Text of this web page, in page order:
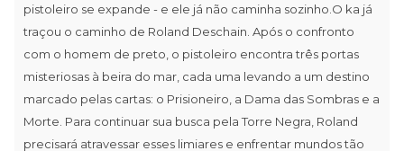
pistoleiro se expande - e ele já não caminha sozinho.O ka já
traçou o caminho de Roland Deschain. Após o confronto
com o homem de preto, o pistoleiro encontra três portas
misteriosas à beira do mar, cada uma levando a um destino
marcado pelas cartas: o Prisioneiro, a Dama das Sombras e a
Morte. Para continuar sua busca pela Torre Negra, Roland
precisará atravessar esses limiares e enfrentar mundos tão